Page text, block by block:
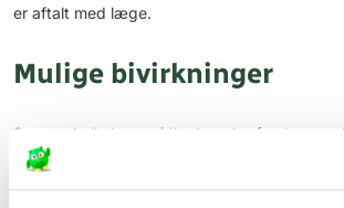
er aftalt med læge.
Mulige bivirkninger
Som ved alle lægemidler kan der forekomme
mest almindelige er: